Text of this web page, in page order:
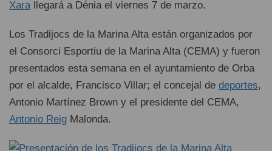
Xarallegará a Dénia el viernes 7 de marzo.
Los Tradijocs de la Marina Alta están organizados por
el Consorci Esportiu de la Marina Alta (CEMA) y fueron
presentados esta semana en el ayuntamiento de Orba
por el alcalde, Francisco Villar; el concejal de deportes,
Antonio Martínez Brown y el presidente del CEMA,
Antonio Reig Malonda.